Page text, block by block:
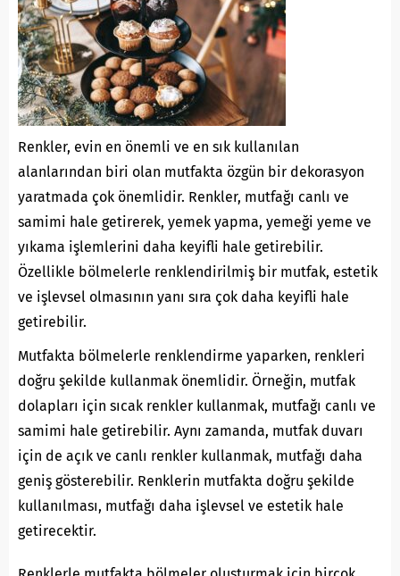
Renkler, evin en önemli ve en sık kullanılan
alanlarından biri olan mutfakta özgün bir dekorasyon
yaratmada çok önemlidir. Renkler, mutfağı canlı ve
samimi hale getirerek, yemek yapma, yemeği yeme ve
yıkama işlemlerini daha keyifli hale getirebilir.
Özellikle bölmelerle renklendirilmiş bir mutfak, estetik
ve işlevsel olmasının yanı sıra çok daha keyifli hale
getirebilir.
Mutfakta bölmelerle renklendirme yaparken, renkleri
doğru şekilde kullanmak önemlidir. Örneğin, mutfak
dolapları için sıcak renkler kullanmak, mutfağı canlı ve
samimi hale getirebilir. Aynı zamanda, mutfak duvarı
için de açık ve canlı renkler kullanmak, mutfağı daha
geniş gösterebilir. Renklerin mutfakta doğru şekilde
kullanılması, mutfağı daha işlevsel ve estetik hale
getirecektir.